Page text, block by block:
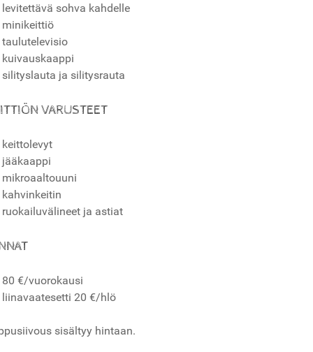
levitettävä sohva kahdelle
minikeittiö
taulutelevisio
kuivauskaappi
silityslauta ja silitysrauta
VARUSTEET
keittolevyt
jääkaappi
mikroaaltouuni
kahvinkeitin
ruokailuvälineet ja astiat
80 €/vuorokausi
liinavaatesetti 20 €/hlö
sisältyy hintaan.